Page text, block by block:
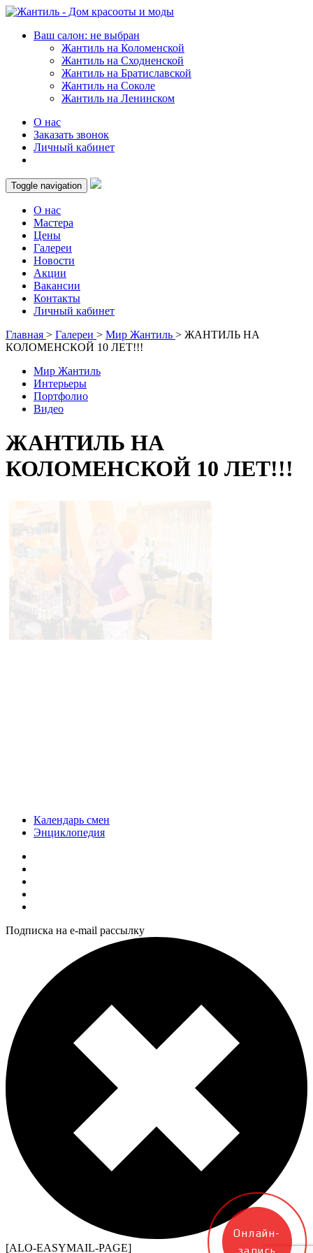
Ваш салон: не выбран
Жантиль на Коломенской
Жантиль на Сходненской
Жантиль на Братиславской
Жантиль на Соколе
Жантиль на Ленинском
О нас
Заказать звонок
Личный кабинет
Toggle navigation
О нас
Мастера
Цены
Галереи
Новости
Акции
Вакансии
Контакты
Личный кабинет
Главная > Галереи > Мир Жантиль > ЖАНТИЛЬ НА
КОЛОМЕНСКОЙ 10 ЛЕТ!!!
Мир Жантиль
Интерьеры
Портфолио
Видео
ЖАНТИЛЬ НА
КОЛОМЕНСКОЙ 10 ЛЕТ!!!
Календарь смен
Энциклопедия
Подписка на e-mail рассылку
[ALO-EASYMAIL-PAGE]
Онлайн-
запись